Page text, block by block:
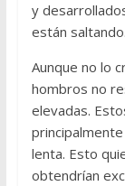
y
están saltando.
Aunque no lo
hombros no
elevadas.
lenta. Esto
obtendrían